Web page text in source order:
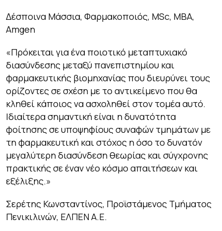
Δέσποινα Μάσσια, Φαρμακοποιός, MSc, MBA,
Amgen
«Πρόκειται για ένα ποιοτικό μεταπτυχιακό
διασύνδεσης μεταξύ πανεπιστημίου και
φαρμακευτικής βιομηχανίας που διευρύνει τους
ορίζοντες σε σχέση με το αντικείμενο που θα
κληθεί κάποιος να ασχοληθεί στον τομέα αυτό.
Ιδιαίτερα σημαντική είναι η δυνατότητα
φοίτησης σε υποψηφίους συναφών τμημάτων με
τη φαρμακευτική και στόχος η όσο το δυνατόν
μεγαλύτερη διασύνδεση θεωρίας και σύγχρονης
πρακτικής σε έναν νέο κόσμο απαιτήσεων και
εξέλιξης.»
Σερέτης Κωνσταντίνος, Προϊστάμενος Τμήματος
Πενικιλινών, ΕΛΠΕΝ Α.Ε.